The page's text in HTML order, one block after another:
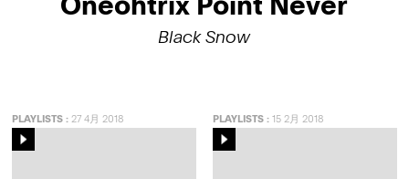
Black Snow
PLAYLISTS : 27 4月 2018 PLAYLISTS:15 2月 2018